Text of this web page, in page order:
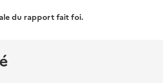
du rapport fait foi.